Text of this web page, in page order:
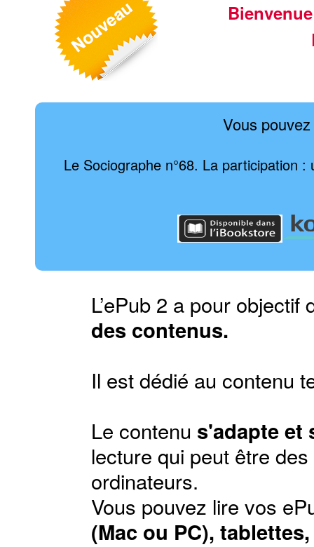
Vous
Le Sociographe n°68. La participation
L’ePub 2 a pour
des contenus.
Il est dédié au contenu
Le contenu s'adapte et
lecture qui peut être
ordinateurs.
Vous pouvez lire vos
(Mac ou PC),